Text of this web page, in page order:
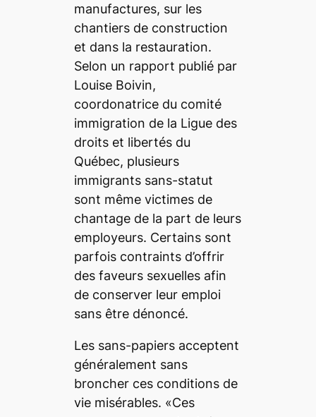
manufactures, sur les
chantiers de construction
et dans la restauration.
Selon un rapport publié par
Louise Boivin,
coordonatrice du comité
immigration de la Ligue des
droits et libertés du
Québec, plusieurs
immigrants sans-statut
sont même victimes de
chantage de la part de leurs
employeurs. Certains sont
parfois contraints d’offrir
des faveurs sexuelles afin
de conserver leur emploi
sans être dénoncé.
Les sans-papiers acceptent
généralement sans
broncher ces conditions de
vie misérables. «Ces